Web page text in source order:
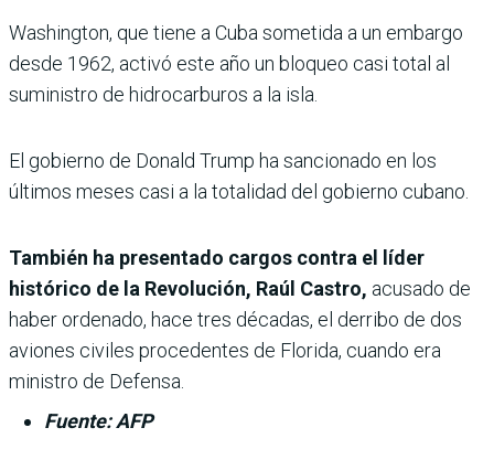
Washington, que tiene a Cuba sometida a un embargo
desde 1962, activó este año un bloqueo casi total al
suministro de hidrocarburos a la isla.
El gobierno de Donald Trump ha sancionado en los
últimos meses casi a la totalidad del gobierno cubano.
También ha presentado cargos contra el líder
histórico de la Revolución, Raúl Castro, acusado de
haber ordenado, hace tres décadas, el derribo de dos
aviones civiles procedentes de Florida, cuando era
ministro de Defensa.
Fuente: AFP